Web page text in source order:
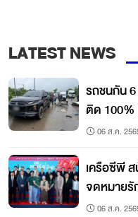
LATEST NEWS
รถชนกัน
ติด 100%
06 ส.ค.
เครือซีพี
จดหมาย
กตัญญู
06 ส.ค.